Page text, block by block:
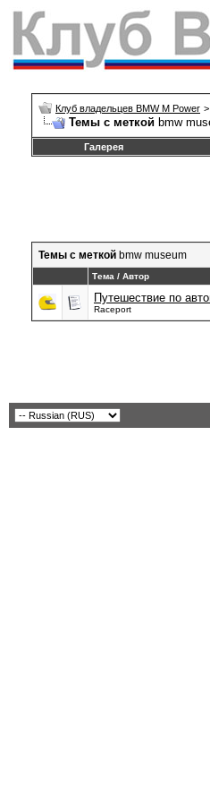
Клуб владельцев BMW M Power >
Темы с меткой bmw
Галерея
Темы с меткой bmw museum
Тема / Автор
Путешествие по
Raceport